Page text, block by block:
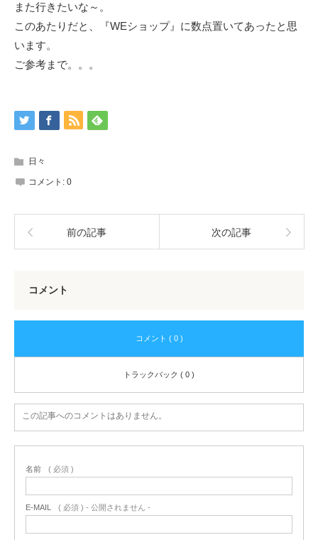
また行きたいな～。
このあたりだと、『WEショップ』に数点置いてあったと思
います。
ご参考まで。。。
日々
コメント: 0
前の記事 次の記事
コメント
コメント ( 0 )
トラックバック ( 0 )
この記事へのコメントはありません。
名前 ( 必須 )
E-MAIL ( 必須 ) - 公開されません -